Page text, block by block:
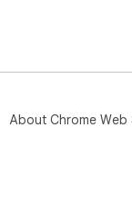
About Chrome Web